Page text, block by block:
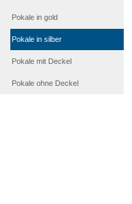
Pokale in gold
Pokale in silber
Pokale mit Deckel
Pokale ohne Deckel